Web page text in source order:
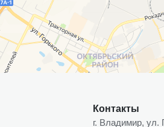
Контакты
г. Владимир, ул.